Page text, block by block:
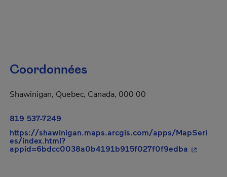
Coordonnées
Shawinigan, Quebec, Canada, 000 00
819 537-7249
https://shawinigan.maps.arcgis.com/apps/MapSeri
es/index.html?
appid=6bdcc0038a0b4191b915f027f0f9edba - Cet